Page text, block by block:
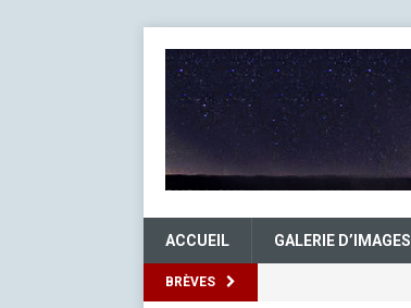
ACCUEIL GALERIE D’IMAGES
BRÈVES